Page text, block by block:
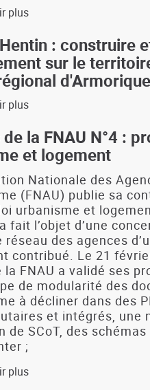
1950-
(typologies,
pathologies,
travaux)
plussur
annuel
sur
l'état
de
France
2014
: construire
sur le
d'Armorique
plussur
Hentin
:
construire
et
réhabiliter
son
logement
sur
le
territoire
du
Parc
naturel
régional
d'Armorique
la FNAU N°4 :
et logement
Nationale des
(FNAU) publie sa
urbanisme et
fait l’objet d’une
réseau des agences
contribué. Le 21
la FNAU a validé ses
de modularité des
à décliner dans des
et intégrés, une
de SCoT, des
;
plussur